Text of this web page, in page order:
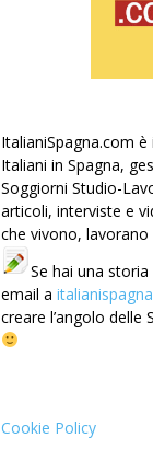
ItalianiSpagna.com
Italiani in Spagna,
Soggiorni Studio-
articoli, interviste e
che vivono, lavorano
Se hai una
email a
creare l’angolo delle
Cookie Policy